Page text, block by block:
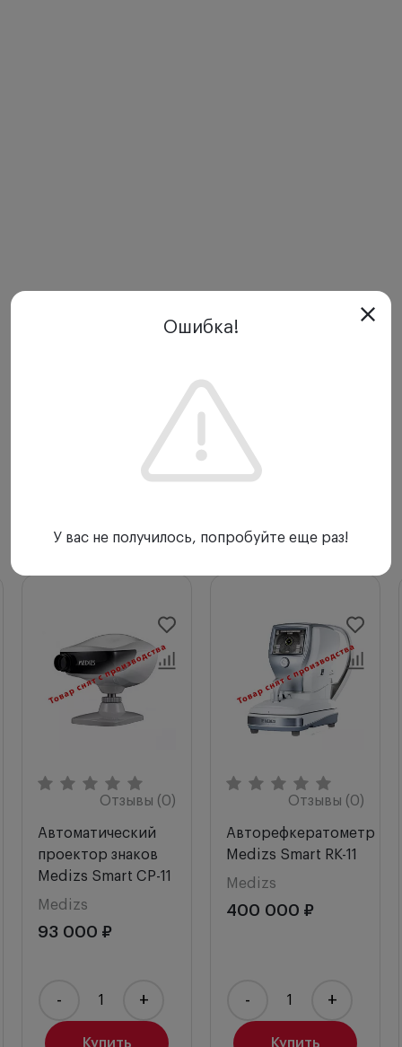
С этим товаром покупают
Отзывы (0)
Автоматический
проектор знаков
Medizs Smart CP-11
Medizs
93 000 ₽
Купить
- +
Отзывы (0)
Авторефкератометр
Medizs Smart RK-11
Medizs
400 000 ₽
Купить
- +
Ошибка!
У вас не получилось, попробуйте еще раз!